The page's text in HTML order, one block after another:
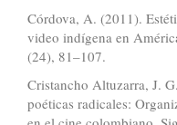
Córdova, A. (2011).
video indígena en
(24), 81–107.
Cristancho Altuzarra, J.
poéticas radicales: